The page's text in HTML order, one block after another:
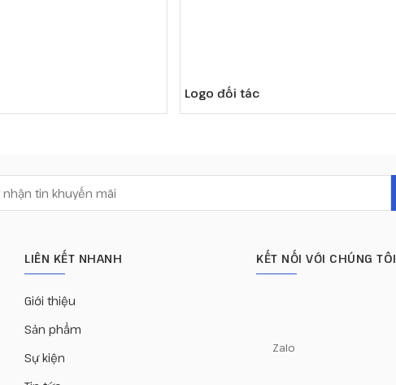
Logo đối tác
LIÊN KẾT NHANH
Giới thiệu
Sản phẩm
Sự kiện
KẾT NỐI VỚI CHÚNG TÔI
Zalo